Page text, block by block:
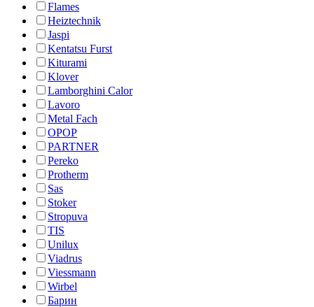
Flames
Heiztechnik
Jaspi
Kentatsu Furst
Kiturami
Klover
Lamborghini Calor
Lavoro
Metal Fach
OPOP
PARTNER
Pereko
Protherm
Sas
Stoker
Stropuva
TIS
Unilux
Viadrus
Viessmann
Wirbel
Барин